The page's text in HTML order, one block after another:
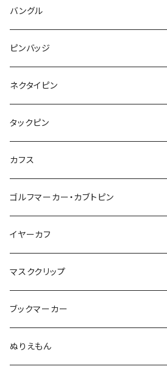
こいのぼり
マーブル
カメオ
星
鳥
アルファベット
マーブル
こいのぼり
てんとう虫
鳥
食品
ハロウィン
カモフラージュ
square
天使
リボン
レッサーパンダ
ブタ
惑星
星
唐津土
lip
フルーツ
アイスクリーム
マーブル
音楽
カメオ
ハート
モザイク
パン
羊
牛
カメ
イルカ
カエル
レモン
野菜
雲
月
惑星
星
こいのぼり
カメラ
音楽
バイオリン
カメオ
バルーン
マーメイド
メガネ
ラリエット
モザイク
ハート
アルファベット
ハロウィン
紐
鳥
バルーン
マーブル
カモフラージュ
ガラス
リボン
マーブル
鳥
星
アルファベット
ハロウィン
カメオ
2トーン
ハート
バングル
ピンバッジ
ネクタイピン
結び
スクエア
タックピン
結び
カフス
ゴルフマーカー・カブトピン
イヤーカフ
マスククリップ
ブックマーカー
ぬりえもん